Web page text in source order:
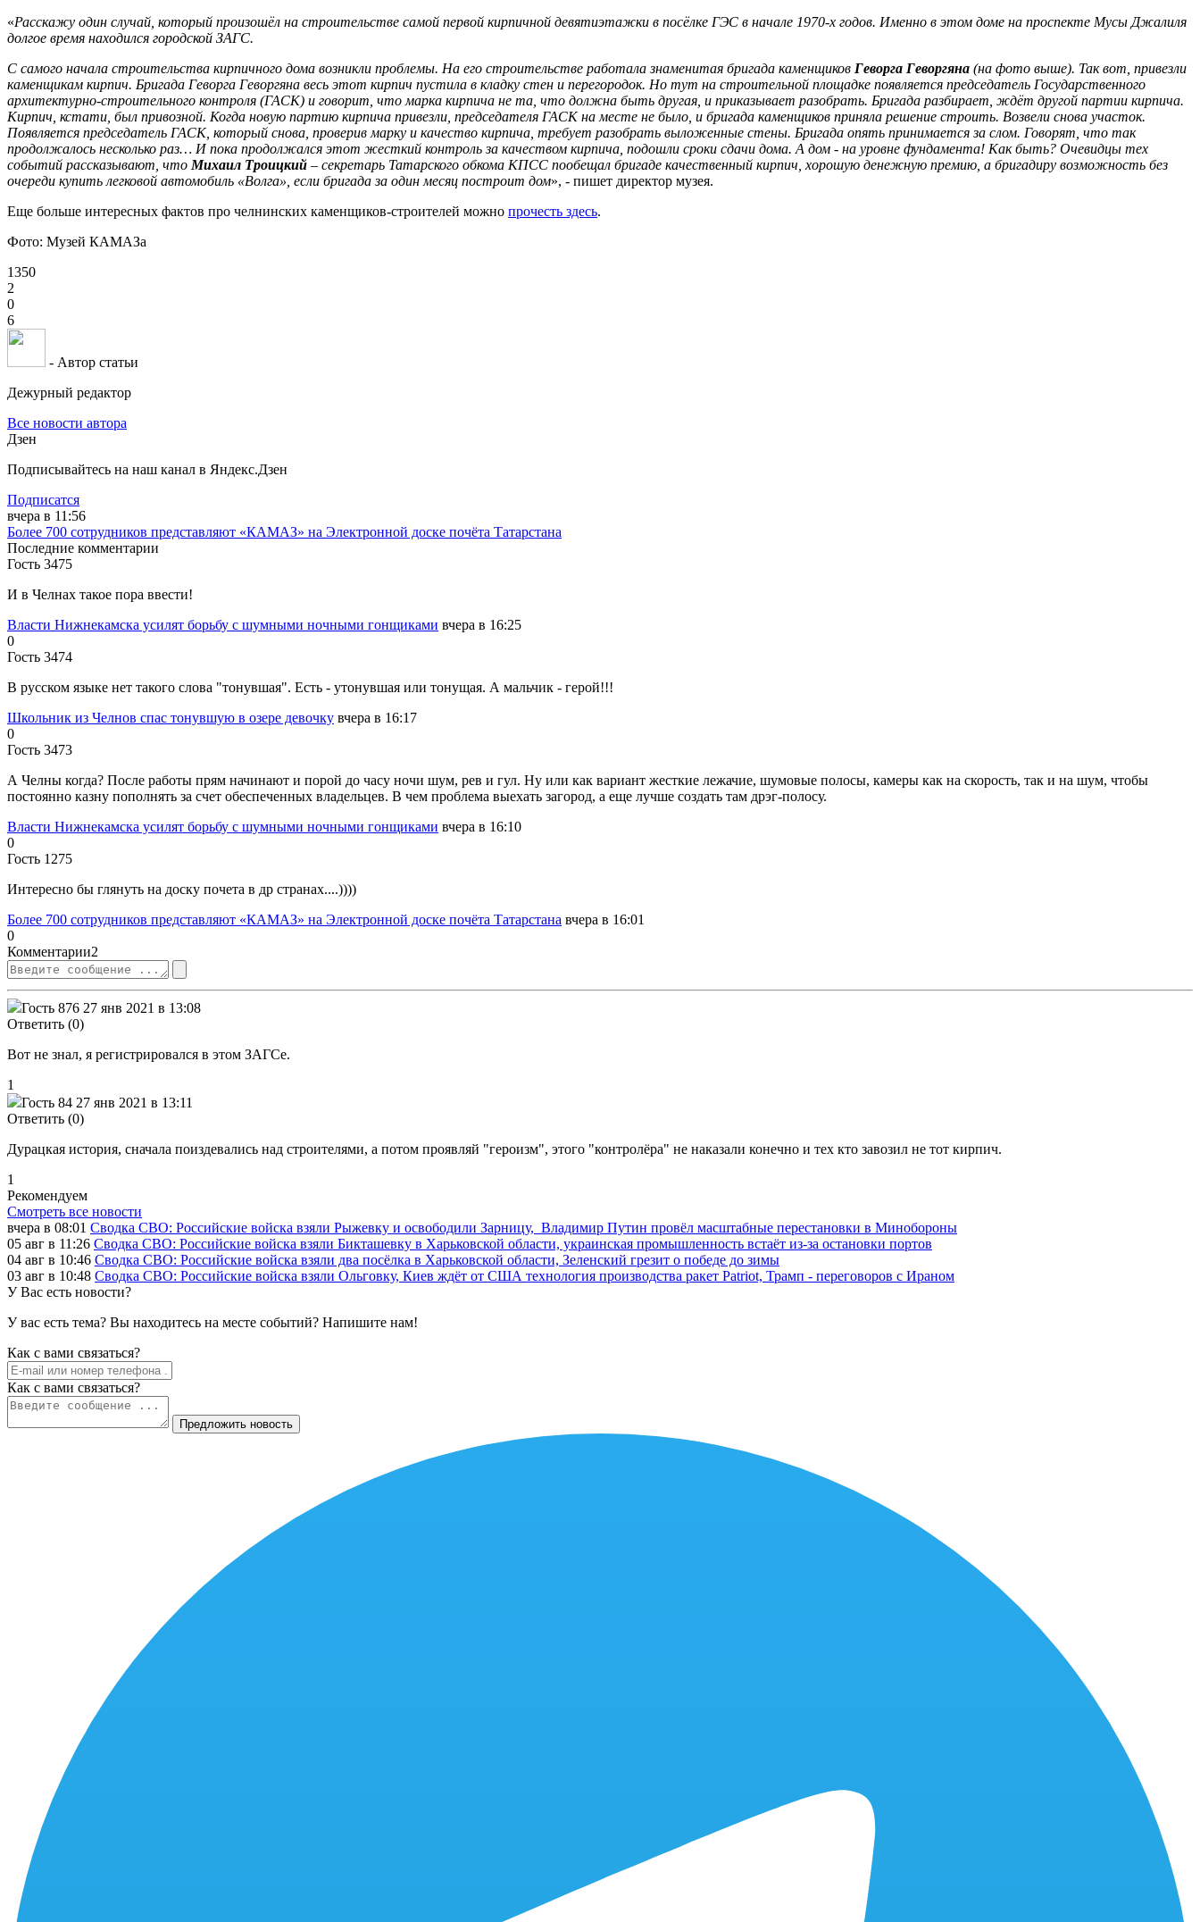
«Расскажу один случай, который произошёл на строительстве самой первой кирпичной девятиэтажки в посёлке ГЭС в начале 1970-х годов. Именно в этом доме на проспекте Мусы Джалиля
долгое время находился городской ЗАГС.
С самого начала строительства кирпичного дома возникли проблемы. На его строительстве работала знаменитая бригада каменщиков Геворга Геворгяна (на фото выше). Так вот, привезли
каменщикам кирпич. Бригада Геворга Геворгяна весь этот кирпич пустила в кладку стен и перегородок. Но тут на строительной площадке появляется председатель Государственного
архитектурно-строительного контроля (ГАСК) и говорит, что марка кирпича не та, что должна быть другая, и приказывает разобрать. Бригада разбирает, ждёт другой партии кирпича.
Кирпич, кстати, был привозной. Когда новую партию кирпича привезли, председателя ГАСК на месте не было, и бригада каменщиков приняла решение строить. Возвели снова участок.
Появляется председатель ГАСК, который снова, проверив марку и качество кирпича, требует разобрать выложенные стены. Бригада опять принимается за слом. Говорят, что так
продолжалось несколько раз… И пока продолжался этот жесткий контроль за качеством кирпича, подошли сроки сдачи дома. А дом - на уровне фундамента! Как быть? Очевидцы тех
событий рассказывают, что Михаил Троицкий – секретарь Татарского обкома КПСС пообещал бригаде качественный кирпич, хорошую денежную премию, а бригадиру возможность без
очереди купить легковой автомобиль «Волга», если бригада за один месяц построит дом», - пишет директор музея.
Еще больше интересных фактов про челнинских каменщиков-строителей можно прочесть здесь.
Фото: Музей КАМАЗа
1350
2
0
6
- Автор статьи
Дежурный редактор
Все новости автора
Дзен
Подписывайтесь на наш канал в Яндекс.Дзен
Подписатся
вчера в 11:56
Более 700 сотрудников представляют «КАМАЗ» на Электронной доске почёта Татарстана
Последние комментарии
Гость 3475
И в Челнах такое пора ввести!
Власти Нижнекамска усилят борьбу с шумными ночными гонщиками вчера в 16:25
0
Гость 3474
В русском языке нет такого слова "тонувшая". Есть - утонувшая или тонущая. А мальчик - герой!!!
Школьник из Челнов спас тонувшую в озере девочку вчера в 16:17
0
Гость 3473
А Челны когда? После работы прям начинают и порой до часу ночи шум, рев и гул. Ну или как вариант жесткие лежачие, шумовые полосы, камеры как на скорость, так и на шум, чтобы
постоянно казну пополнять за счет обеспеченных владельцев. В чем проблема выехать загород, а еще лучше создать там дрэг-полосу.
Власти Нижнекамска усилят борьбу с шумными ночными гонщиками вчера в 16:10
0
Гость 1275
Интересно бы глянуть на доску почета в др странах....))))
Более 700 сотрудников представляют «КАМАЗ» на Электронной доске почёта Татарстана вчера в 16:01
0
Комментарии2
Гость 876 27 янв 2021 в 13:08
Ответить (0)
Вот не знал, я регистрировался в этом ЗАГСе.
1
Гость 84 27 янв 2021 в 13:11
Ответить (0)
Дурацкая история, сначала поиздевались над строителями, а потом проявляй "героизм", этого "контролёра" не наказали конечно и тех кто завозил не тот кирпич.
1
Рекомендуем
Смотреть все новости
вчера в 08:01 Сводка СВО: Российские войска взяли Рыжевку и освободили Зарницу, Владимир Путин провёл масштабные перестановки в Минобороны
05 авг в 11:26 Сводка СВО: Российские войска взяли Бикташевку в Харьковской области, украинская промышленность встаёт из-за остановки портов
04 авг в 10:46 Сводка СВО: Российские войска взяли два посёлка в Харьковской области, Зеленский грезит о победе до зимы
03 авг в 10:48 Сводка СВО: Российские войска взяли Ольговку, Киев ждёт от США технология производства ракет Patriot, Трамп - переговоров с Ираном
У Вас есть новости?
У вас есть тема? Вы находитесь на месте событий? Напишите нам!
Как c вами связаться?
Как c вами связаться?
Предложить новость